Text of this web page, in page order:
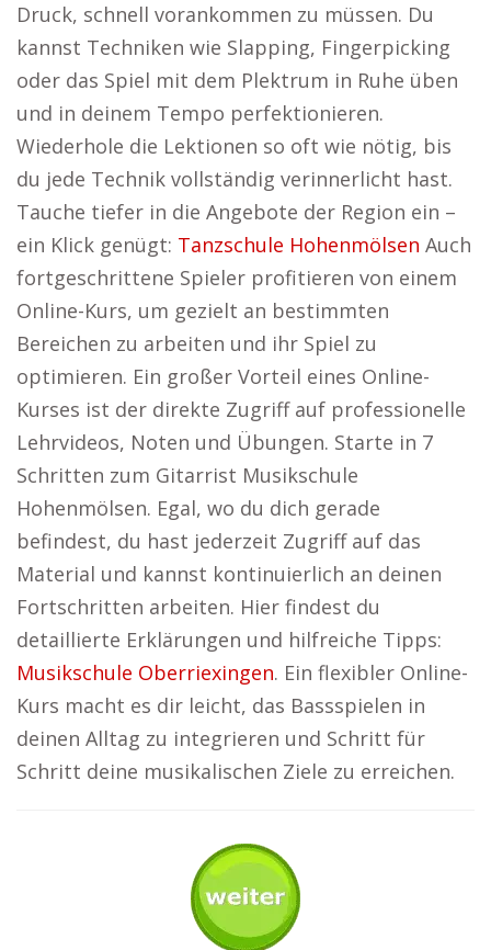
Druck, schnell vorankommen zu müssen. Du
kannst Techniken wie Slapping, Fingerpicking
oder das Spiel mit dem Plektrum in Ruhe üben
und in deinem Tempo perfektionieren.
Wiederhole die Lektionen so oft wie nötig, bis
du jede Technik vollständig verinnerlicht hast.
Tauche tiefer in die Angebote der Region ein –
ein Klick genügt: Tanzschule Hohenmölsen Auch
fortgeschrittene Spieler profitieren von einem
Online-Kurs, um gezielt an bestimmten
Bereichen zu arbeiten und ihr Spiel zu
optimieren. Ein großer Vorteil eines Online-
Kurses ist der direkte Zugriff auf professionelle
Lehrvideos, Noten und Übungen. Starte in 7
Schritten zum Gitarrist Musikschule
Hohenmölsen. Egal, wo du dich gerade
befindest, du hast jederzeit Zugriff auf das
Material und kannst kontinuierlich an deinen
Fortschritten arbeiten. Hier findest du
detaillierte Erklärungen und hilfreiche Tipps:
Musikschule Oberriexingen. Ein flexibler Online-
Kurs macht es dir leicht, das Bassspielen in
deinen Alltag zu integrieren und Schritt für
Schritt deine musikalischen Ziele zu erreichen.